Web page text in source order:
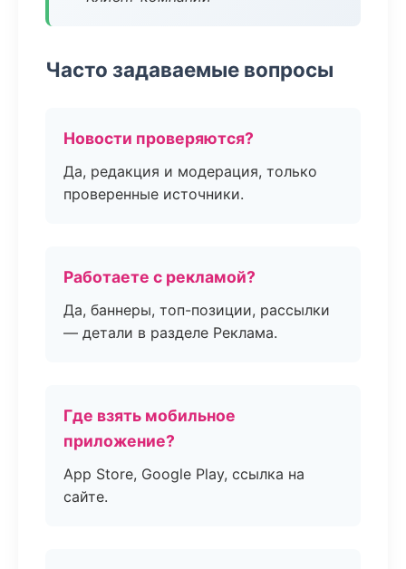
Часто задаваемые вопросы
Новости проверяются?
Да, редакция и модерация, только
проверенные источники.
Работаете с рекламой?
Да, баннеры, топ-позиции, рассылки
— детали в разделе Реклама.
Где взять мобильное
приложение?
App Store, Google Play, ссылка на
сайте.